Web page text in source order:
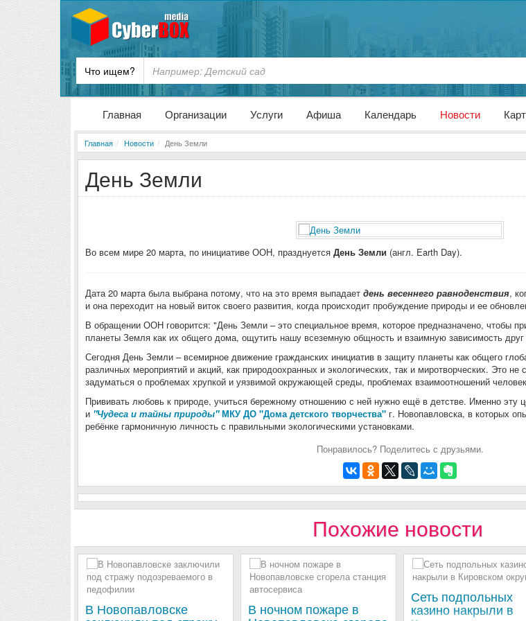
Что ищем?
Главная Организации Услуги Афиша Календарь Новости
Главная Новости День Земли
День Земли
Во всем мире 20 марта, по инициативе ООН, празднуется День Земли (англ. Earth Day).
Дата 20 марта была выбрана потому, что на это время выпадает день весеннего равноденствия,
и она переходит на новый виток своего развития, когда происходит пробуждение природы и ее
В обращении ООН говорится: "День Земли – это специальное время, которое предназначено, чтобы
планеты Земля как их общего дома, ощутить нашу всеземную общность и взаимную зависимость друг
Сегодня День Земли – всемирное движение гражданских инициатив в защиту планеты как общего
различных мероприятий и акций, как природоохранных и экологических, так и миротворческих. Это
задуматься о проблемах хрупкой и уязвимой окружающей среды, проблемах взаимоотношений
Прививать любовь к природе, учиться бережному отношению с ней нужно ещё в детстве. Именно эту
и "Чудеса и тайны природы" МКУ ДО "Дома детского творчества" г. Новопавловска, в которых
ребёнке гармоничную личность с правильными экологическими установками.
Понравилось? Поделитесь с друзьями.
Похожие новости
В Новопавловске В ночном пожаре в
Сеть подпольных
казино накрыли в